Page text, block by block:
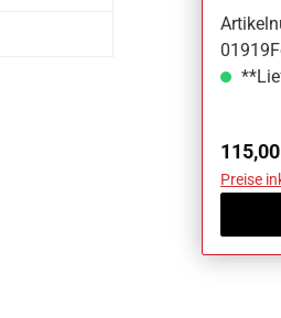
Preise